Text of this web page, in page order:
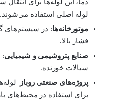
دما، این لوله‌ها برای
لوله اصلی استفاده می‌شوند.
موتورخانه‌ها: در سیستم‌های
فشار بالا.
صنایع پتروشیمی و شیمیایی:
سیالات خورنده.
پروژه‌های صنعتی روباز
برای استفاده در محیط‌های